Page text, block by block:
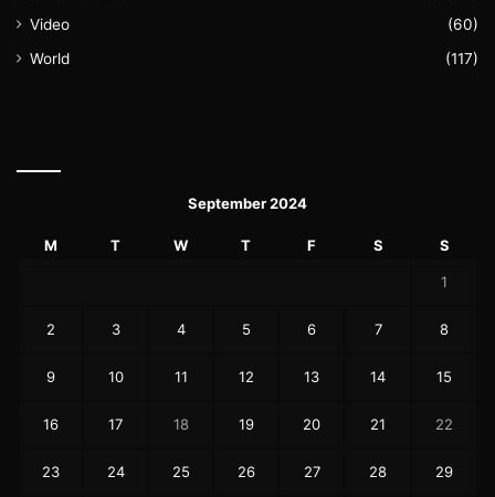
Video
(60)
World
(117)
September 2024
M T W T F S S
1
2 3 4 5 6 7 8
9 10 11 12 13 14 15
16 17 18 19 20 21 22
23 24 25 26 27 28 29